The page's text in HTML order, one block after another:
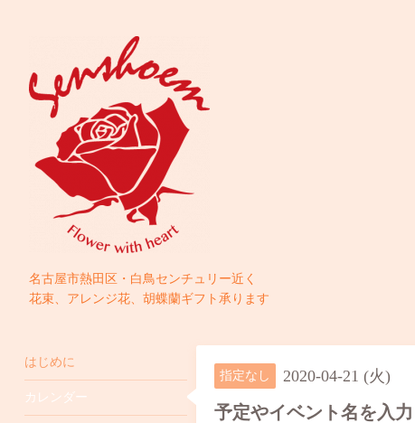
名古屋市熱田区・白鳥センチュリー近く
花束、アレンジ花、胡蝶蘭ギフト承ります
指定なし 2020-04-21 (火)
予定やイベント名を入
はじめに
カレンダー